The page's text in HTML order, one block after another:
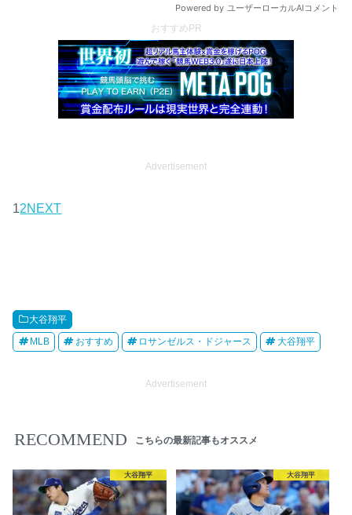
おすすめPR
Advertisement
12NEXT
大谷翔平
MLB おすすめ ロサンゼルス・ドジャース 大谷翔平
Advertisement
RECOMMEND こちらの最新記事もオススメ
大谷翔平 大谷翔平